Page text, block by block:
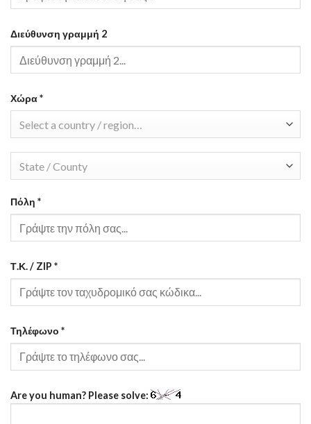
Διεύθυνση γραμμή 2
Χώρα*
Select a country / region…
State / County
Πόλη *
Τ.Κ. / ZIP *
Τηλέφωνο *
Are you human? Please solve: